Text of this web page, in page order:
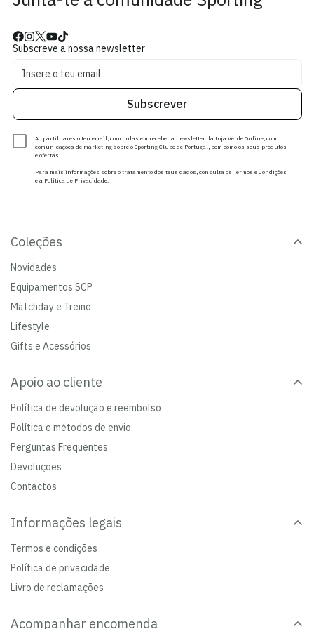
Subscreve a nossa newsletter
Subscrever
Ao partilhares o teu email, concordas em receber a newsletter da Loja Verde Online, com
comunicações de marketing sobre o Sporting Clube de Portugal, bem como os seus produtos
e ofertas.
Para mais informações sobre o tratamento dos teus dados, consulta os Termos e Condições
e a Política de Privacidade.
Coleções
Novidades
Equipamentos SCP
Matchday e Treino
Lifestyle
Gifts e Acessórios
Apoio ao cliente
Política de devolução e reembolso
Política e métodos de envio
Perguntas Frequentes
Devoluções
Contactos
Informações legais
Termos e condições
Política de privacidade
Livro de reclamações
Acompanhar encomenda